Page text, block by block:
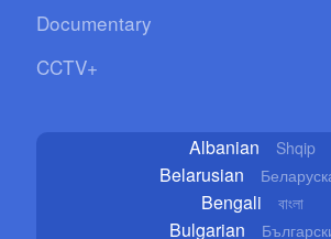
Documentary
CCTV+
Albanian Shqip
Belarusian
Bengali বাংলা
Bulgarian